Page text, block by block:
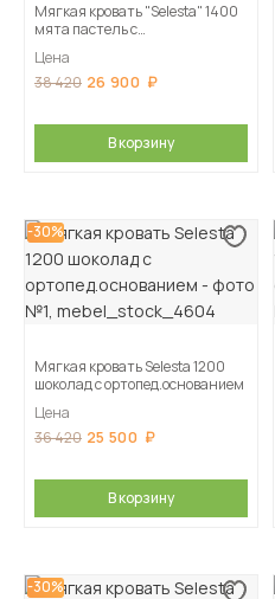
Мягкая кровать "Selesta" 1400
мята пастель с
Цена
38 420 26 900
В корзину
-30%
Мягкая кровать Selesta 1200
шоколад с ортопед.основанием
Цена
36 420 25 500
В корзину
-30%